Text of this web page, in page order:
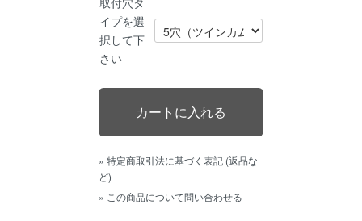
イプを選
択して下
さい
» 特定商取引法に基づく表記 (返品な
ど)
» この商品について問い合わせる